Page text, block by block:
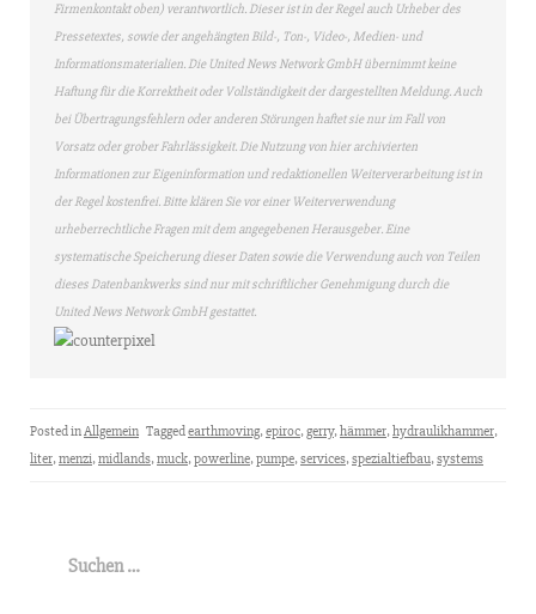
Firmenkontakt oben) verantwortlich. Dieser ist in der Regel auch Urheber des
Pressetextes, sowie der angehängten Bild-, Ton-, Video-, Medien- und
Informationsmaterialien. Die United News Network GmbH übernimmt keine
Haftung für die Korrektheit oder Vollständigkeit der dargestellten Meldung. Auch
bei Übertragungsfehlern oder anderen Störungen haftet sie nur im Fall von
Vorsatz oder grober Fahrlässigkeit. Die Nutzung von hier archivierten
Informationen zur Eigeninformation und redaktionellen Weiterverarbeitung ist in
der Regel kostenfrei. Bitte klären Sie vor einer Weiterverwendung
urheberrechtliche Fragen mit dem angegebenen Herausgeber. Eine
systematische Speicherung dieser Daten sowie die Verwendung auch von Teilen
dieses Datenbankwerks sind nur mit schriftlicher Genehmigung durch die
United News Network GmbH gestattet.
Posted inAllgemein Taggedearthmoving,epiroc,gerry,hämmer,hydraulikhammer,
liter,menzi,midlands,muck,powerline,pumpe,services,spezialtiefbau,systems
nach: